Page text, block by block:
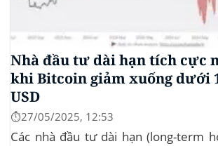
Nhà đầu tư dài hạn tích cực
khi Bitcoin giảm xuống dưới
USD
⏱️27/05/2025, 12:53
Các nhà đầu tư dài hạn (long-term